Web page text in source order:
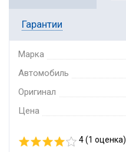
Гарантии
Марка
Автомобиль
Оригинал
Цена
4 (1 оценка)